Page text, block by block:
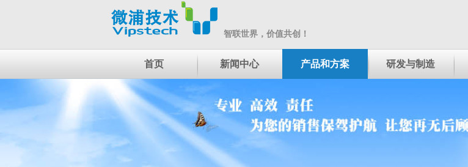
智联世界，价值共创！
首页 新闻中心 产品和方案 研发与制造